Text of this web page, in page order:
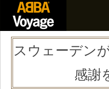
スウェーデン
感謝